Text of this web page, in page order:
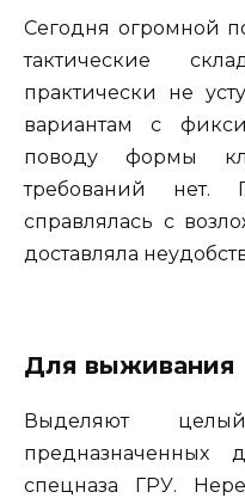
Сегодня огромной
тактические
практически не
вариантам с
поводу формы
требований нет.
справлялась с
доставляла
Для выживания
Выделяют
предназначенных
спецназа ГРУ.